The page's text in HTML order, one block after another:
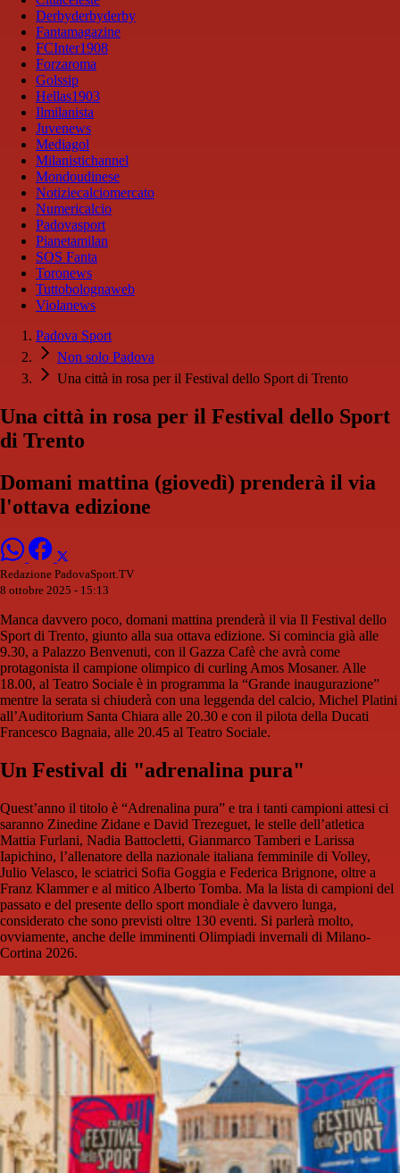
Derbyderbyderby
Fantamagazine
FCInter1908
Forzaroma
Golssip
Hellas1903
Ilmilanista
Juvenews
Mediagol
Milanistichannel
Mondoudinese
Notiziecalciomercato
Numericalcio
Padovasport
Pianetamilan
SOS Fanta
Toronews
Tuttobolognaweb
Violanews
Padova Sport
Non solo Padova
Una città in rosa per il Festival dello Sport di Trento
Una città in rosa per il Festival dello Sport
di Trento
Domani mattina (giovedì) prenderà il via
l'ottava edizione
Redazione PadovaSport.TV
8 ottobre 2025 - 15:13
Manca davvero poco, domani mattina prenderà il via Il Festival dello
Sport di Trento, giunto alla sua ottava edizione. Si comincia già alle
9.30, a Palazzo Benvenuti, con il Gazza Cafè che avrà come
protagonista il campione olimpico di curling Amos Mosaner. Alle
18.00, al Teatro Sociale è in programma la “Grande inaugurazione”
mentre la serata si chiuderà con una leggenda del calcio, Michel Platini
all’Auditorium Santa Chiara alle 20.30 e con il pilota della Ducati
Francesco Bagnaia, alle 20.45 al Teatro Sociale.
Un Festival di "adrenalina pura"
Quest’anno il titolo è “Adrenalina pura” e tra i tanti campioni attesi ci
saranno Zinedine Zidane e David Trezeguet, le stelle dell’atletica
Mattia Furlani, Nadia Battocletti, Gianmarco Tamberi e Larissa
Iapichino, l’allenatore della nazionale italiana femminile di Volley,
Julio Velasco, le sciatrici Sofia Goggia e Federica Brignone, oltre a
Franz Klammer e al mitico Alberto Tomba. Ma la lista di campioni del
passato e del presente dello sport mondiale è davvero lunga,
considerato che sono previsti oltre 130 eventi. Si parlerà molto,
ovviamente, anche delle imminenti Olimpiadi invernali di Milano-
Cortina 2026.